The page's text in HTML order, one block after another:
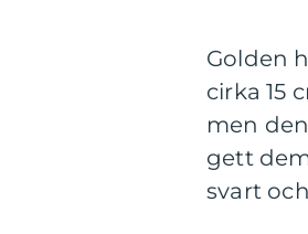
Golden
cirka 15
men
gett
svart